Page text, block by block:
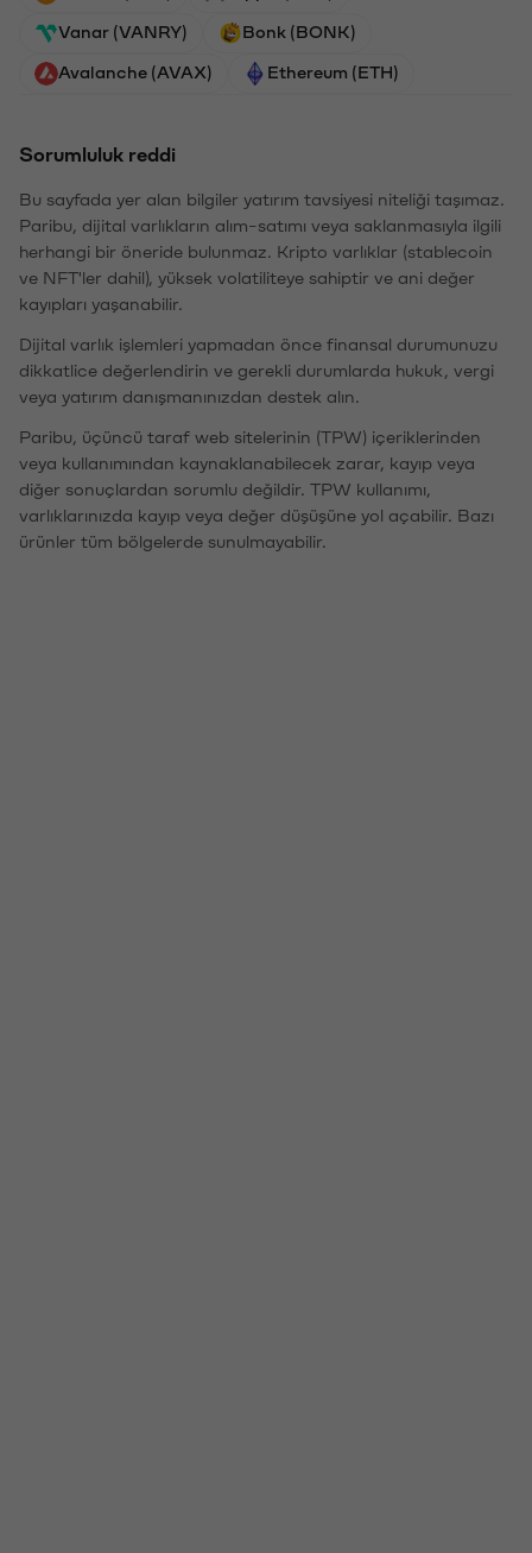
Vanar (VANRY) Bonk (BONK)
Avalanche (AVAX) Ethereum (ETH)
Sorumluluk reddi
Bu sayfada yer alan bilgiler yatırım tavsiyesi niteliği taşımaz.
Paribu, dijital varlıkların alım-satımı veya saklanmasıyla ilgili
herhangi bir öneride bulunmaz. Kripto varlıklar (stablecoin
ve NFT'ler dahil), yüksek volatiliteye sahiptir ve ani değer
kayıpları yaşanabilir.
Dijital varlık işlemleri yapmadan önce finansal durumunuzu
dikkatlice değerlendirin ve gerekli durumlarda hukuk, vergi
veya yatırım danışmanınızdan destek alın.
Paribu, üçüncü taraf web sitelerinin (TPW) içeriklerinden
veya kullanımından kaynaklanabilecek zarar, kayıp veya
diğer sonuçlardan sorumlu değildir. TPW kullanımı,
varlıklarınızda kayıp veya değer düşüşüne yol açabilir. Bazı
ürünler tüm bölgelerde sunulmayabilir.